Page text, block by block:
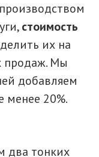
стоимость
их на
продаж. Мы
добавляем
менее 20%.
два тонких